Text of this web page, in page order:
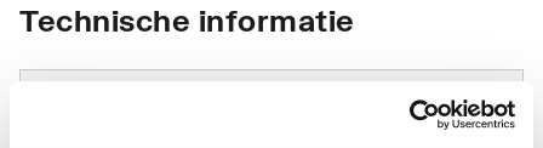
Technische informatie